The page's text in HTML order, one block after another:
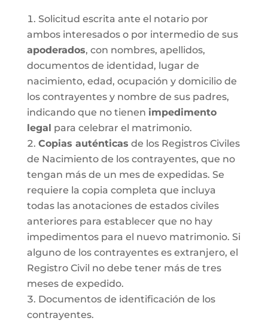
Solicitud escrita ante el notario por
ambos interesados o por intermedio de sus
apoderados, con nombres, apellidos,
documentos de identidad, lugar de
nacimiento, edad, ocupación y domicilio de
los contrayentes y nombre de sus padres,
indicando que no tienen impedimento
legal para celebrar el matrimonio.
Copias auténticas de los Registros Civiles
de Nacimiento de los contrayentes, que no
tengan más de un mes de expedidas. Se
requiere la copia completa que incluya
todas las anotaciones de estados civiles
anteriores para establecer que no hay
impedimentos para el nuevo matrimonio. Si
alguno de los contrayentes es extranjero, el
Registro Civil no debe tener más de tres
meses de expedido.
Documentos de identificación de los
contrayentes.